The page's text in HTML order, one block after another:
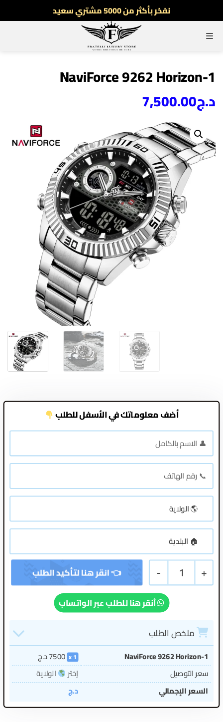
نفخر بأكثر من 5000 مشتري سعيد
أطلب الآن والدفع فقط عند استلام المنتج
توصيل سريع لجميع الولايات
القائمة
NaviForce 9262 Horizon-1
د.ج7,500.00
أضف معلوماتك في الأسفل للطلب
+
1
-
أنقر هنا للطلب عبر الواتساب
ملخص الطلب
NaviForce 9262 Horizon-1
1
7500د.ج
سعر التوصيل
إختر
الولاية
السعر الإجمالي
د.ج